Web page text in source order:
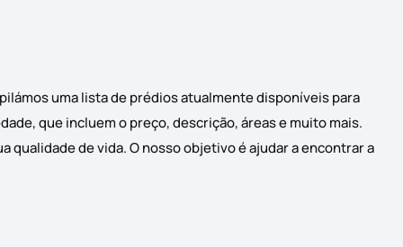
uma lista de prédios atualmente disponíveis para
que incluem o preço, descrição, áreas e muito mais.
de vida. O nosso objetivo é ajudar a encontrar a